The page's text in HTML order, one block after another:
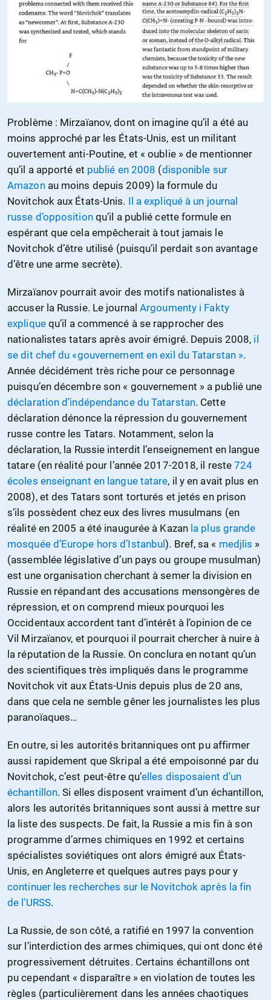
Problème : Mirzaïanov, dont on imagine qu’il a été au
moins approché par les États-Unis, est un militant
ouvertement anti-Poutine, et « oublie » de mentionner
qu’il a apporté et publié en 2008 (disponible sur
Amazonau moins depuis 2009) la formule du
Novitchok aux États-Unis. Il a expliqué à un journal
russe d’oppositionqu’il a publié cette formule en
espérant que cela empêcherait à tout jamais le
Novitchok d’être utilisé (puisqu’il perdait son avantage
d’être une arme secrète).
Mirzaïanov pourrait avoir des motifs nationalistes à
accuser la Russie. Le journalArgoumenty i Fakty
expliquequ’il a commencé à se rapprocher des
nationalistes tatars après avoir émigré. Depuis 2008, il
se dit chef du «gouvernement en exil du Tatarstan ».
Année décidément très riche pour ce personnage
puisqu’en décembre son « gouvernement » a publié une
déclaration d’indépendance du Tatarstan. Cette
déclaration dénonce la répression du gouvernement
russe contre les Tatars. Notamment, selon la
déclaration, la Russie interdit l’enseignement en langue
tatare (en réalité pour l’année 2017-2018, il reste724
écoles enseignant en langue tatare, il y en avait plus en
2008), et des Tatars sont torturés et jetés en prison
s’ils possèdent chez eux des livres musulmans (en
réalité en 2005 a été inaugurée à Kazan la plus grande
mosquée d’Europe hors d’Istanbul). Bref, sa « medjlis »
(assemblée législative d’un pays ou groupe musulman)
est une organisation cherchant à semer la division en
Russie en répandant des accusations mensongères de
répression, et on comprend mieux pourquoi les
Occidentaux accordent tant d’intérêt à l’opinion de ce
Vil Mirzaïanov, et pourquoi il pourrait chercher à nuire à
la réputation de la Russie. On conclura en notant qu’un
des scientifiques très impliqués dans le programme
Novitchok vit aux États-Unis depuis plus de 20 ans,
dans que cela ne semble gêner les journalistes les plus
paranoïaques…
En outre, si les autorités britanniques ont pu affirmer
aussi rapidement que Skripal a été empoisonné par du
Novitchok, c’est peut-être qu’elles disposaient d’un
échantillon. Si elles disposent vraiment d’un échantillon,
alors les autorités britanniques sont aussi à mettre sur
la liste des suspects. De fait, la Russie a mis fin à son
programme d’armes chimiques en 1992 et certains
spécialistes soviétiques ont alors émigré aux États-
Unis, en Angleterre et quelques autres pays pour y
continuer les recherches sur le Novitchok après la fin
de l’URSS.
La Russie, de son côté, a ratifié en 1997 la convention
sur l’interdiction des armes chimiques, qui ont donc été
progressivement détruites. Certains échantillons ont
pu cependant « disparaître » en violation de toutes les
règles (particulièrement dans les années chaotiques